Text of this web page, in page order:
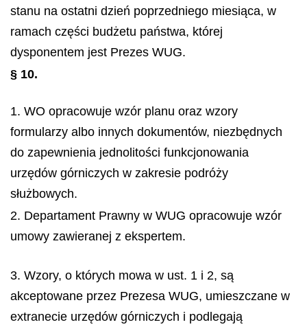
stanu na ostatni dzień poprzedniego miesiąca, w
ramach części budżetu państwa, której
dysponentem jest Prezes WUG.
§ 10.
1. WO opracowuje wzór planu oraz wzory
formularzy albo innych dokumentów, niezbędnych
do zapewnienia jednolitości funkcjonowania
urzędów górniczych w zakresie podróży
służbowych.
2. Departament Prawny w WUG opracowuje wzór
umowy zawieranej z ekspertem.
3. Wzory, o których mowa w ust. 1 i 2, są
akceptowane przez Prezesa WUG, umieszczane w
extranecie urzędów górniczych i podlegają